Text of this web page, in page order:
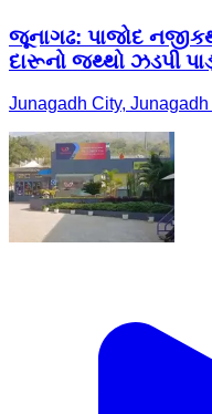
જૂનાગઢ: પાજોદ
દારૂનો જથ્થો ઝડપી
Junagadh City,